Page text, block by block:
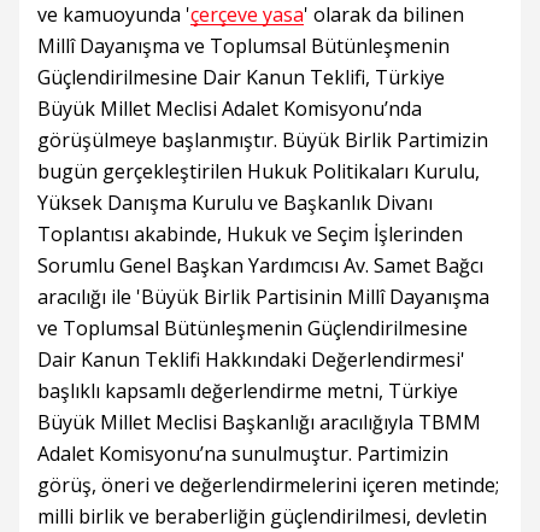
ve kamuoyunda 'çerçeve yasa' olarak da bilinen
Millî Dayanışma ve Toplumsal Bütünleşmenin
Güçlendirilmesine Dair Kanun Teklifi, Türkiye
Büyük Millet Meclisi Adalet Komisyonu’nda
görüşülmeye başlanmıştır. Büyük Birlik Partimizin
bugün gerçekleştirilen Hukuk Politikaları Kurulu,
Yüksek Danışma Kurulu ve Başkanlık Divanı
Toplantısı akabinde, Hukuk ve Seçim İşlerinden
Sorumlu Genel Başkan Yardımcısı Av. Samet Bağcı
aracılığı ile 'Büyük Birlik Partisinin Millî Dayanışma
ve Toplumsal Bütünleşmenin Güçlendirilmesine
Dair Kanun Teklifi Hakkındaki Değerlendirmesi'
başlıklı kapsamlı değerlendirme metni, Türkiye
Büyük Millet Meclisi Başkanlığı aracılığıyla TBMM
Adalet Komisyonu’na sunulmuştur. Partimizin
görüş, öneri ve değerlendirmelerini içeren metinde;
milli birlik ve beraberliğin güçlendirilmesi, devletin